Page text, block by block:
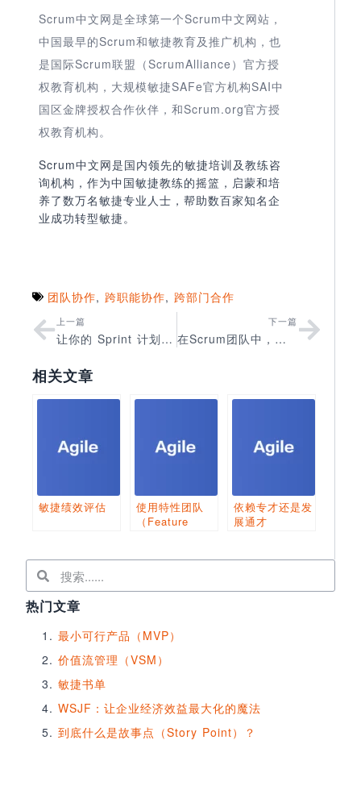
Scrum中文网是全球第一个Scrum中文网站，
中国最早的Scrum和敏捷教育及推广机构，也
是国际Scrum联盟（ScrumAlliance）官方授
权教育机构，大规模敏捷SAFe官方机构SAI中
国区金牌授权合作伙伴，和Scrum.org官方授
权教育机构。
Scrum中文网是国内领先的敏捷培训及教练咨
询机构，作为中国敏捷教练的摇篮，启蒙和培
养了数万名敏捷专业人士，帮助数百家知名企
业成功转型敏捷。
团队协作, 跨职能协作, 跨部门合作
上一篇
让你的 Sprint 计划会告别痛苦
下一篇
在Scrum团队中，我们能度量什么？
相关文章
敏捷绩效评估
使用特性团队
（Feature
依赖专才还是发
展通才
热门文章
最小可行产品（MVP）
价值流管理（VSM）
敏捷书单
WSJF：让企业经济效益最大化的魔法
到底什么是故事点（Story Point）？